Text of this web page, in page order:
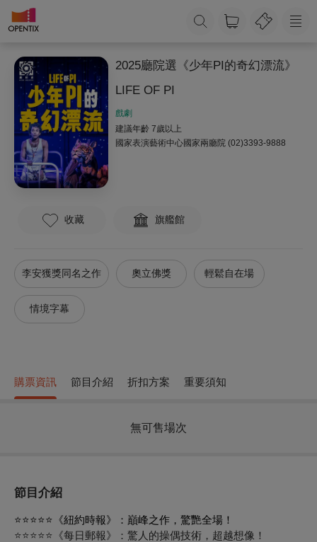
2025廳院選《少年PI的奇幻漂流》
LIFE OF PI
戲劇
建議年齡 7歲以上
國家表演藝術中心國家兩廳院 (02)3393-9888
收藏 旗艦館
李安獲獎同名之作 奧立佛獎 輕鬆自在場
情境字幕
購票資訊 節目介紹 折扣方案 重要須知
無可售場次
節目介紹
⭐⭐⭐⭐⭐《紐約時報》：巔峰之作，驚艷全場！
⭐⭐⭐⭐⭐《每日郵報》：驚人的操偶技術，超越想像！